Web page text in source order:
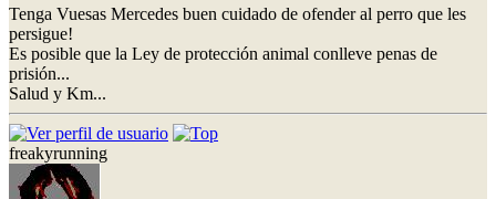
Tenga Vuesas Mercedes buen cuidado de ofender al perro que les
persigue!
Es posible que la Ley de protección animal conlleve penas de
prisión...
Salud y Km...
freakyrunning